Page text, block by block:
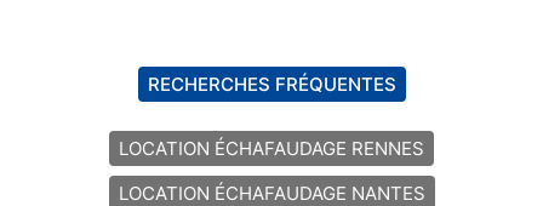
RECHERCHES FRÉQUENTES
LOCATION ÉCHAFAUDAGE RENNES
LOCATION ÉCHAFAUDAGE NANTES